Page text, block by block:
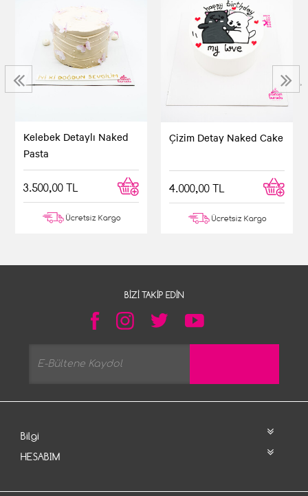
Kelebek Detaylı Naked
Pasta
3.500,00 TL
Ücretsiz Kargo
Çizim Detay Naked Cake
4.000,00 TL
Ücretsiz Kargo
‹ ›
BIZI TAKIP EDIN
Bilgi
HESABIM